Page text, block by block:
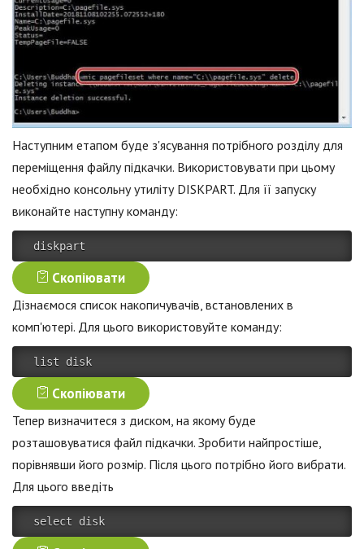
Наступним етапом буде з'ясування потрібного розділу для
переміщення файлу підкачки. Використовувати при цьому
необхідно консольну утиліту DISKPART. Для її запуску
виконайте наступну команду:
diskpart
Скопіювати
Дізнаємося список накопичувачів, встановлених в
комп'ютері. Для цього використовуйте команду:
list disk
Скопіювати
Тепер визначитеся з диском, на якому буде
розташовуватися файл підкачки. Зробити найпростіше,
порівнявши його розмір. Після цього потрібно його вибрати.
Для цього введіть
select disk